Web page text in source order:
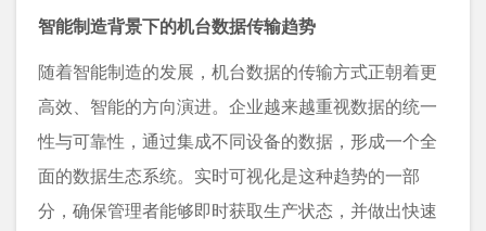
智能制造背景下的机台数据传输趋势
随着智能制造的发展，机台数据的传输方式正朝着更
高效、智能的方向演进。企业越来越重视数据的统一
性与可靠性，通过集成不同设备的数据，形成一个全
面的数据生态系统。实时可视化是这种趋势的一部
分，确保管理者能够即时获取生产状态，并做出快速